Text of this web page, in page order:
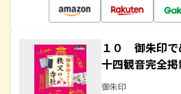
１０ 御朱印
十四観音完全
御朱印